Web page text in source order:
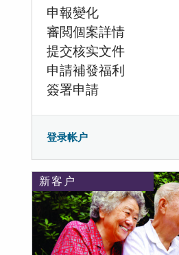
申報變化
審閲個案詳情
提交核实文件
申請補發福利
簽署申請
登录帐户
新客户